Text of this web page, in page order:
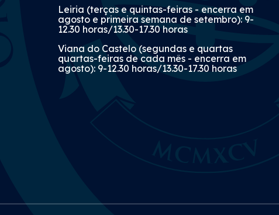
Leiria (terças e quintas-feiras - encerra em
agosto e primeira semana de setembro): 9-
12.30 horas/13.30-17.30 horas
Viana do Castelo (segundas e quartas
quartas-feiras de cada mês - encerra em
agosto): 9-12.30 horas/13.30-17.30 horas